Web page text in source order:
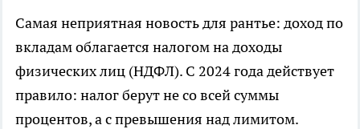
Самая неприятная новость для рантье: доход по
вкладам облагается налогом на доходы
физических лиц (НДФЛ). С 2024 года действует
правило: налог берут не со всей суммы
процентов, а с превышения над лимитом.